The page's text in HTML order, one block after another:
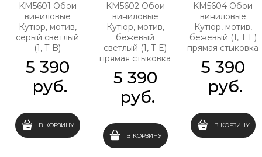
KM5601 Обои
виниловые
Кутюр, мотив,
серый светлый
(1, Т B)
5 390
руб.
В КОРЗИНУ
KM5602 Обои
виниловые
Кутюр, мотив,
бежевый
светлый (1, Т E)
прямая стыковка
5 390
руб.
В КОРЗИНУ
KM5604 Обои
виниловые
Кутюр, мотив,
бежевый (1, Т E)
прямая стыковка
5 390
руб.
В КОРЗИНУ